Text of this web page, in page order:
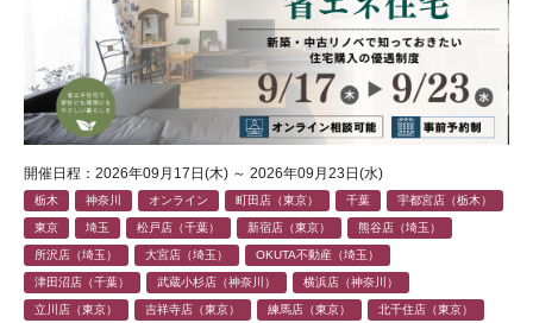
開催日程：2026年09月17日(木) ～ 2026年09月23日(水)
栃木 神奈川 オンライン 町田店（東京） 千葉 宇都宮店（栃木）
東京 埼玉 松戸店（千葉） 新宿店（東京） 熊谷店（埼玉）
所沢店（埼玉） 大宮店（埼玉） OKUTA不動産（埼玉）
津田沼店（千葉） 武蔵小杉店（神奈川） 横浜店（神奈川）
立川店（東京） 吉祥寺店（東京） 練馬店（東京） 北千住店（東京）